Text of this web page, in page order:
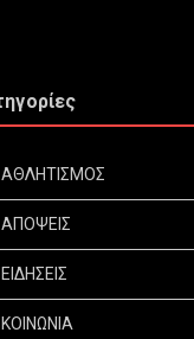
ΑΘΛΗΤΙΣΜΟΣ
ΑΠΟΨΕΙΣ
ΕΙΔΗΣΕΙΣ
ΚΟΙΝΩΝΙΑ